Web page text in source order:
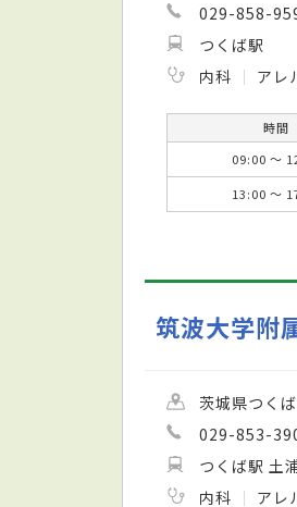
029-858-
つくば駅
内科
アレ
時間
09:00 ～
13:00 ～
筑波大学附
茨城県つく
029-853-
つくば駅 土
内科
アレ